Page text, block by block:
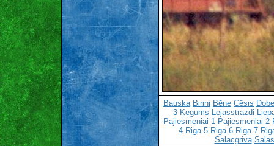
Bauska Birini Bēne Cēsis
3 Kegums Lejasstrazdi
Pajiesmeniai 1 Pajiesmeniai 2
4 Riga 5 Riga 6 Riga 7
Salacgriva